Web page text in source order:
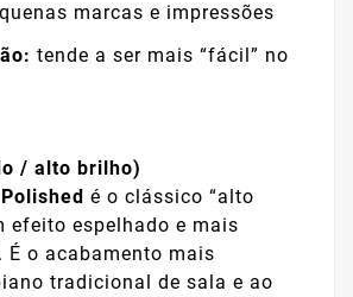
marcas e impressões
tende a ser mais “fácil” no
/ alto brilho)
Polished é o clássico “alto
efeito espelhado e mais
o acabamento mais
tradicional de sala e ao